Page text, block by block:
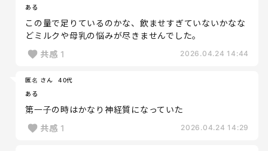
ある
この量で足りているのかな、飲ませすぎていないかなな
どミルクや母乳の悩みが尽きませんでした。
共感 1 2026.04.24 14:44
匿名 さん
40代
ある
第一子の時はかなり神経質になっていた
共感 1 2026.04.24 14:29